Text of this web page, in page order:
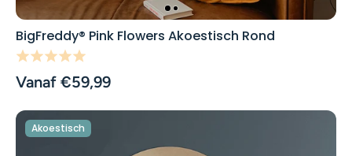
BigFreddy® Pink Flowers Akoestisch Rond
Vanaf €59,99
Akoestisch